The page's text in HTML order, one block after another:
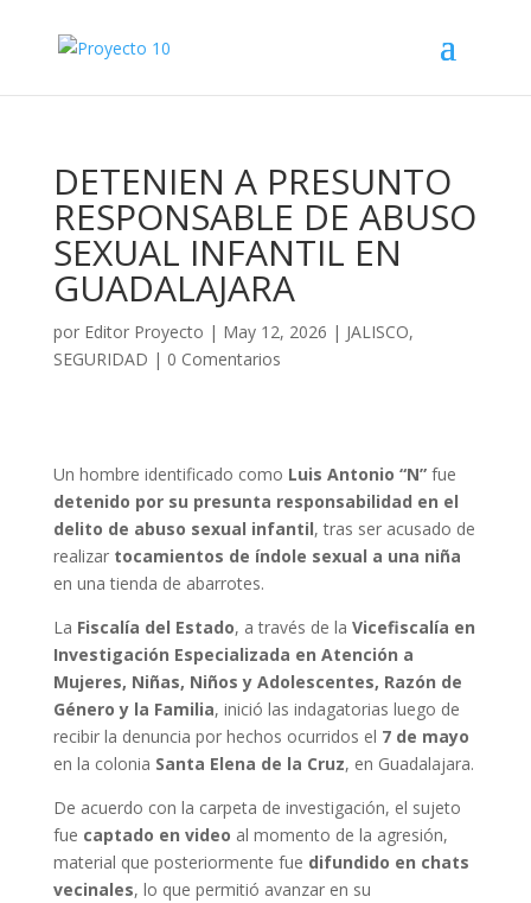
DETENIEN A PRESUNTO
RESPONSABLE DE ABUSO
SEXUAL INFANTIL EN
GUADALAJARA
por Editor Proyecto | May 12, 2026 | JALISCO,
SEGURIDAD | 0 Comentarios
Un hombre identificado como Luis Antonio “N”fue
detenido por su presunta responsabilidad en el
delito de abuso sexual infantil, tras ser acusado de
realizar tocamientos de índole sexual a una niña
en una tienda de abarrotes.
La Fiscalía del Estado, a través de la Vicefiscalía en
Investigación Especializada en Atención a
Mujeres, Niñas, Niños y Adolescentes, Razón de
Género y la Familia, inició las indagatorias luego de
recibir la denuncia por hechos ocurridos el 7 de mayo
en la colonia Santa Elena de la Cruz, en Guadalajara.
De acuerdo con la carpeta de investigación, el sujeto
fue captado en video al momento de la agresión,
material que posteriormente fue difundido en chats
vecinales, lo que permitió avanzar en su